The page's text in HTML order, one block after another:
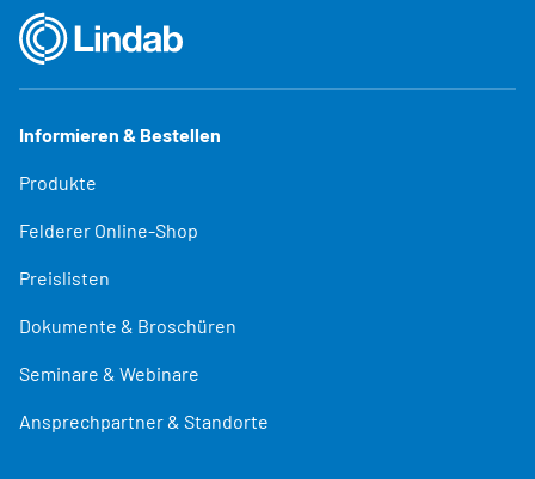
Informieren & Bestellen
Produkte
Felderer Online-Shop
Preislisten
Dokumente & Broschüren
Seminare & Webinare
Ansprechpartner & Standorte